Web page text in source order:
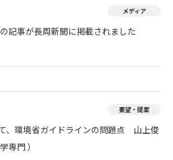
メディア
記事が長周新聞に掲載されました
要望・提案
、環境省ガイドラインの問題点 山上俊
専門 ）